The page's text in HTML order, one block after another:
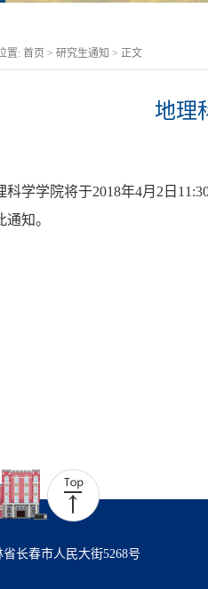
置: 首页 > 研究生通知 > 正文
地理
学学院将于2018年4月2日
知。
长春市人民大街5268号